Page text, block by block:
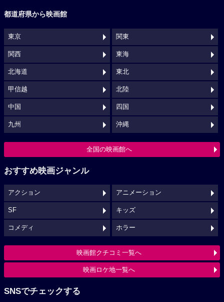
都道府県から映画館
東京 関東
関西 東海
北海道 東北
甲信越 北陸
中国 四国
九州 沖縄
全国の映画館へ
おすすめ映画ジャンル
アクション アニメーション
SF キッズ
コメディ ホラー
映画館クチコミ一覧へ
映画ロケ地一覧へ
SNSでチェックする